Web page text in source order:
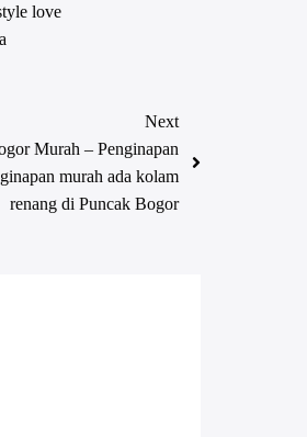
love
Next
Murah – Penginapan
murah ada kolam
renang di Puncak Bogor